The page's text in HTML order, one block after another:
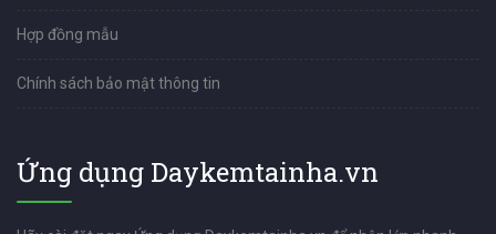
Hợp đồng mẫu
Chính sách bảo mật thông tin
Ứng dụng Daykemtainha.vn